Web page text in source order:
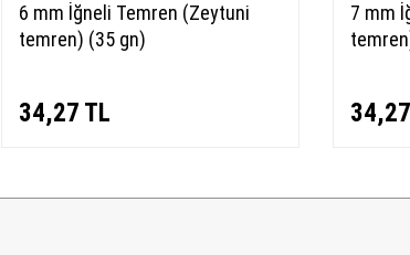
6 mm İğneli Temren (Zeytuni
temren) (35 gn)
34,27 TL
7 mm
34,27